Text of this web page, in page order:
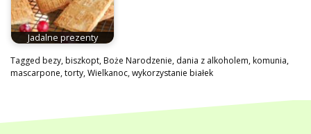
Jadalne prezenty
Tagged bezy,biszkopt,Boże Narodzenie, dania z alkoholem,komunia,
mascarpone,torty,Wielkanoc,wykorzystanie białek